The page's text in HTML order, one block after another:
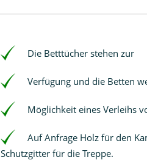
Die Betttücher stehen zur
Verfügung und die Betten
Möglichkeit eines Verleihs
Auf Anfrage Holz für den
Schutzgitter für die Treppe.